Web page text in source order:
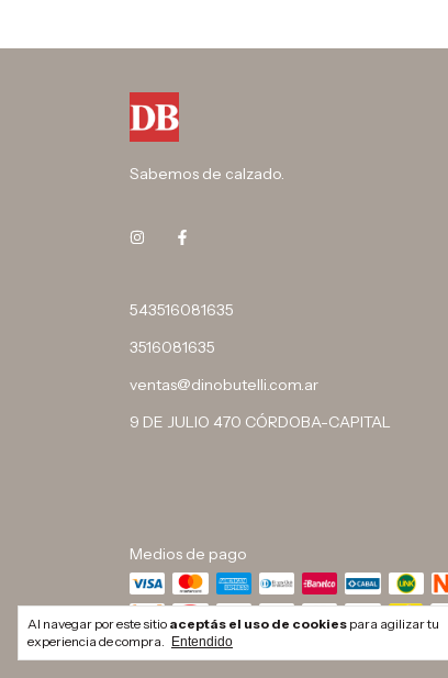
Al navegar por este sitio aceptás el uso de cookies para agilizar tu
experiencia de compra.
Entendido
Sabemos de calzado.
543516081635
3516081635
ventas@dinobutelli.com.ar
9 DE JULIO 470 CÓRDOBA-CAPITAL
Medios de pago